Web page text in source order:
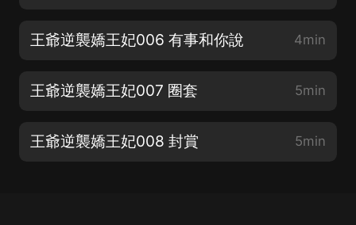
王爺逆襲嬌王妃006 有事和你說 4min
王爺逆襲嬌王妃007 圈套 5min
王爺逆襲嬌王妃008 封賞 5min